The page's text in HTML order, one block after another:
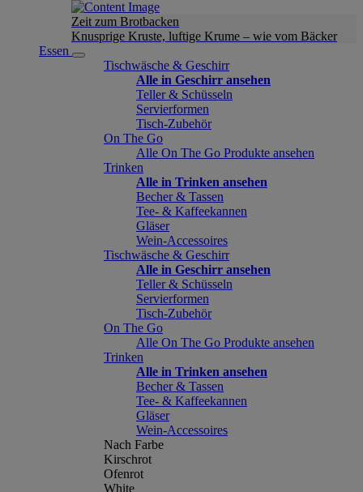
Zeit zum Brotbacken
Knusprige Kruste, luftige Krume – wie vom Bäcker
Essen
Tischwäsche & Geschirr
Alle in Geschirr ansehen
Teller & Schüsseln
Servierformen
Tisch-Zubehör
On The Go
Alle On The Go Produkte ansehen
Trinken
Alle in Trinken ansehen
Becher & Tassen
Tee- & Kaffeekannen
Gläser
Wein-Accessoires
Tischwäsche & Geschirr
Alle in Geschirr ansehen
Teller & Schüsseln
Servierformen
Tisch-Zubehör
On The Go
Alle On The Go Produkte ansehen
Trinken
Alle in Trinken ansehen
Becher & Tassen
Tee- & Kaffeekannen
Gläser
Wein-Accessoires
Nach Farbe
Kirschrot
Ofenrot
White